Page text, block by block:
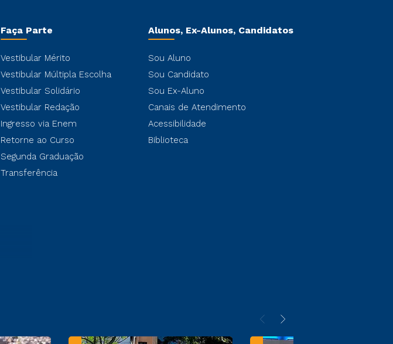
Faça Parte
Vestibular Mérito
Vestibular Múltipla Escolha
Vestibular Solidário
Vestibular Redação
Ingresso via Enem
Retorne ao Curso
Segunda Graduação
Transferência
Alunos, Ex-Alunos, Candidatos
Sou Aluno
Sou Candidato
Sou Ex-Aluno
Canais de Atendimento
Acessibilidade
Biblioteca